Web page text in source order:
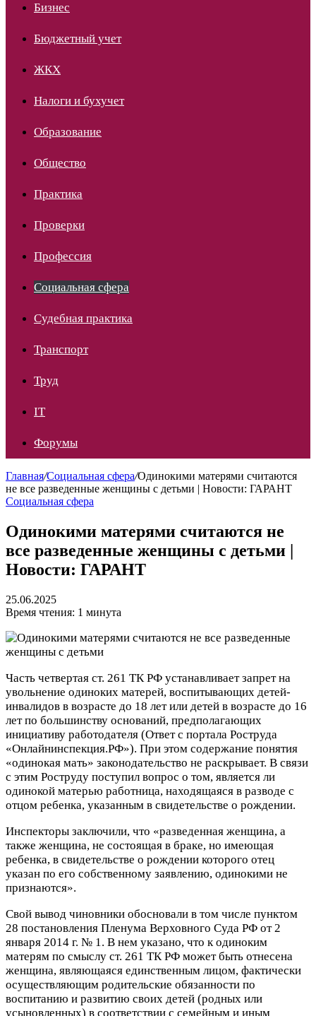
Бизнес
Бюджетный учет
ЖКХ
Налоги и бухучет
Образование
Общество
Практика
Проверки
Профессия
Социальная сфера
Судебная практика
Транспорт
Труд
IT
Форумы
Главная/Социальная сфера/Одинокими матерями считаются
не все разведенные женщины с детьми | Новости: ГАРАНТ
Социальная сфера
Одинокими матерями считаются не
все разведенные женщины с детьми |
Новости: ГАРАНТ
25.06.2025
Время чтения: 1 минута
Часть четвертая ст. 261 ТК РФ устанавливает запрет на
увольнение одиноких матерей, воспитывающих детей-
инвалидов в возрасте до 18 лет или детей в возрасте до 16
лет по большинству оснований, предполагающих
инициативу работодателя (Ответ с портала Роструда
«Онлайнинспекция.РФ»). При этом содержание понятия
«одинокая мать» законодательство не раскрывает. В связи
с этим Роструду поступил вопрос о том, является ли
одинокой матерью работница, находящаяся в разводе с
отцом ребенка, указанным в свидетельстве о рождении.
Инспекторы заключили, что «разведенная женщина, а
также женщина, не состоящая в браке, но имеющая
ребенка, в свидетельстве о рождении которого отец
указан по его собственному заявлению, одинокими не
признаются».
Свой вывод чиновники обосновали в том числе пунктом
28 постановления Пленума Верховного Суда РФ от 2
января 2014 г. № 1. В нем указано, что к одиноким
матерям по смыслу ст. 261 ТК РФ может быть отнесена
женщина, являющаяся единственным лицом, фактически
осуществляющим родительские обязанности по
воспитанию и развитию своих детей (родных или
усыновленных) в соответствии с семейным и иным